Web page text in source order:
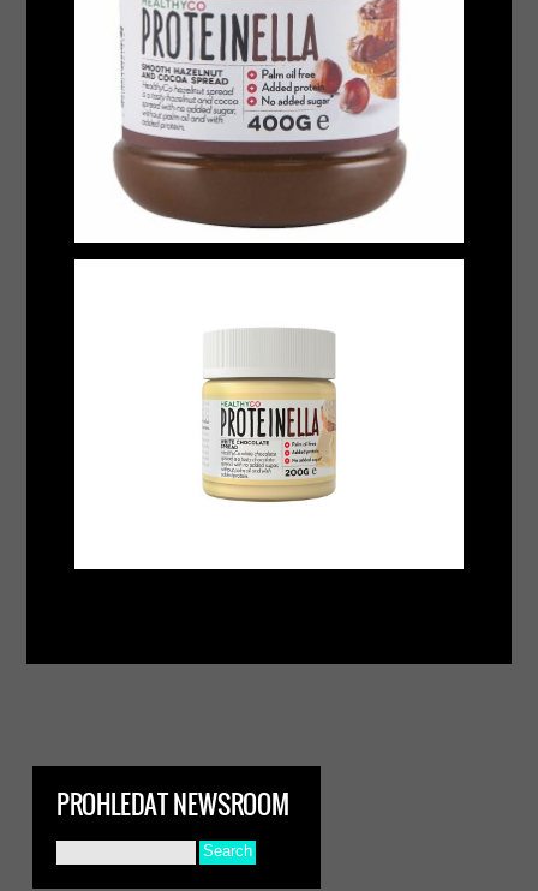
PROHLEDAT NEWSROOM